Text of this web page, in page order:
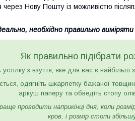
через Нову Пошту із можливістю
необхідно правильно
Як правильно підібрати
устілку з взуття, яке для вас є найбільш
одягніть шкарпетку бажаної
аркуш паперу та обведіть стопу
проводити наприкінці дня, коли
кров, і розмір стопи